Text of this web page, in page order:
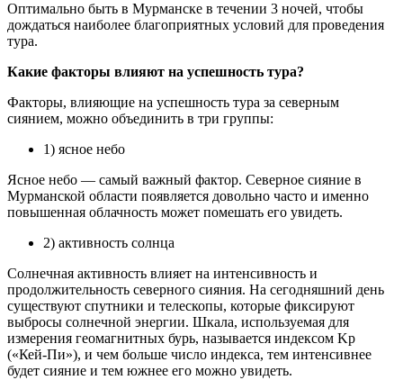
Оптимально быть в Мурманске в течении 3 ночей, чтобы
дождаться наиболее благоприятных условий для проведения
тура.
Какие факторы влияют на успешность тура?
Факторы, влияющие на успешность тура за северным
сиянием, можно объединить в три группы:
1) ясное небо
Ясное небо — самый важный фактор. Северное сияние в
Мурманской области появляется довольно часто и именно
повышенная облачность может помешать его увидеть.
2) активность солнца
Солнечная активность влияет на интенсивность и
продолжительность северного сияния. На сегодняшний день
существуют спутники и телескопы, которые фиксируют
выбросы солнечной энергии. Шкала, используемая для
измерения геомагнитных бурь, называется индексом Kp
(«Кей-Пи»), и чем больше число индекса, тем интенсивнее
будет сияние и тем южнее его можно увидеть.